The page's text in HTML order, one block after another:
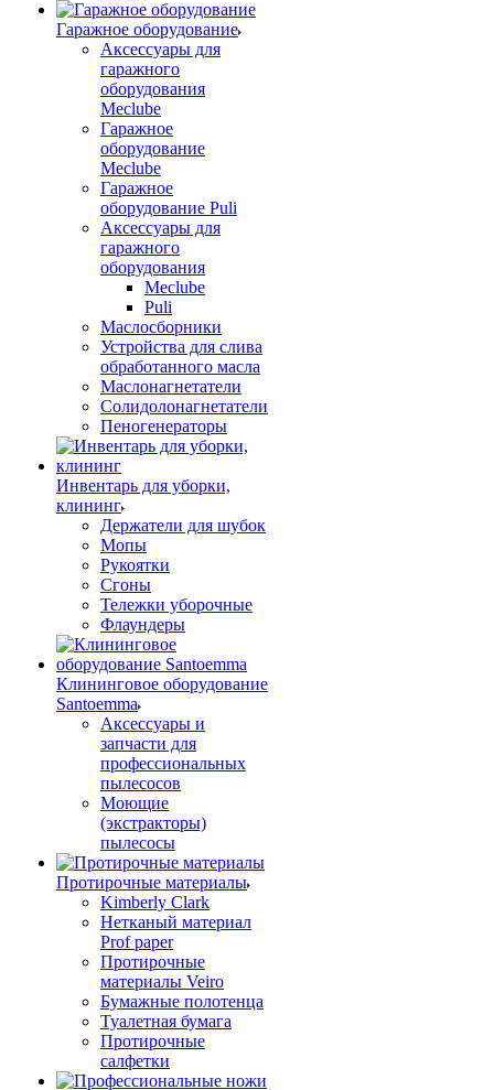
Гаражное оборудование
Аксессуары для
гаражного
оборудования
Meclube
Гаражное
оборудование
Meclube
Гаражное
оборудование Puli
Аксессуары для
гаражного
оборудования
Meclube
Puli
Маслосборники
Устройства для слива
обработанного масла
Маслонагнетатели
Солидолонагнетатели
Пеногенераторы
Инвентарь для уборки,
клининг
Держатели для шубок
Мопы
Рукоятки
Сгоны
Тележки уборочные
Флаундеры
Клининговое оборудование
Santoemma
Аксессуары и
запчасти для
профессиональных
пылесосов
Моющие
(экстракторы)
пылесосы
Протирочные материалы
Kimberly Clark
Нетканый материал
Prof paper
Протирочные
материалы Veiro
Бумажные полотенца
Туалетная бумага
Протирочные
салфетки